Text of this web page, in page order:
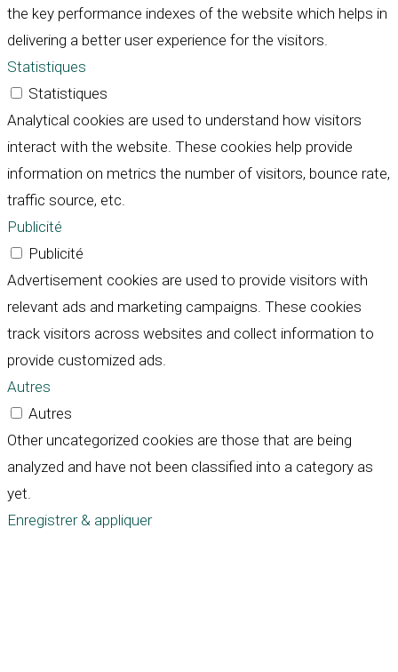
the key performance indexes of the website which helps in
delivering a better user experience for the visitors.
Statistiques
Statistiques
Analytical cookies are used to understand how visitors
interact with the website. These cookies help provide
information on metrics the number of visitors, bounce rate,
traffic source, etc.
Publicité
Publicité
Advertisement cookies are used to provide visitors with
relevant ads and marketing campaigns. These cookies
track visitors across websites and collect information to
provide customized ads.
Autres
Autres
Other uncategorized cookies are those that are being
analyzed and have not been classified into a category as
yet.
Enregistrer & appliquer